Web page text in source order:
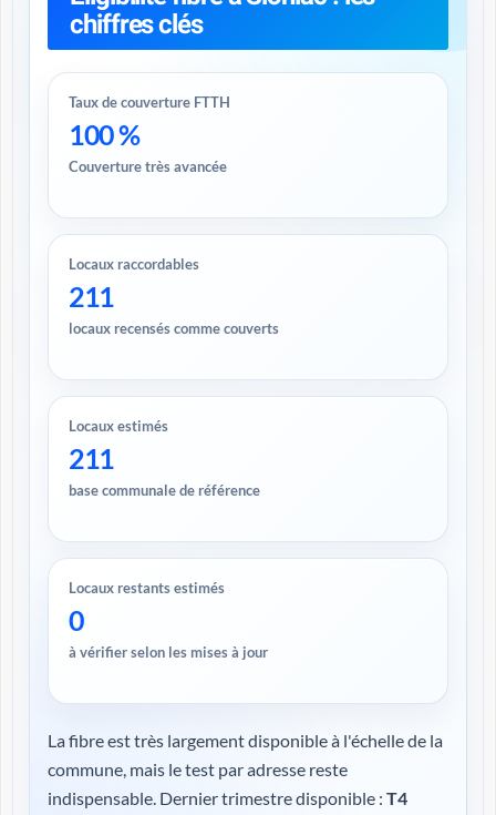
chiffres clés
Taux de couverture FTTH
100 %
Couverture très avancée
Locaux raccordables
211
locaux recensés comme couverts
Locaux estimés
211
base communale de référence
Locaux restants estimés
0
à vérifier selon les mises à jour
La fibre est très largement disponible à l'échelle de la
commune, mais le test par adresse reste
indispensable. Dernier trimestre disponible : T4